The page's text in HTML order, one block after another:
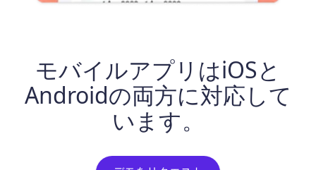
モバイルアプリはiOSとAndroidの両方に対応しています。
モバイルアプリはiOSと
Androidの両方に対応して
います。